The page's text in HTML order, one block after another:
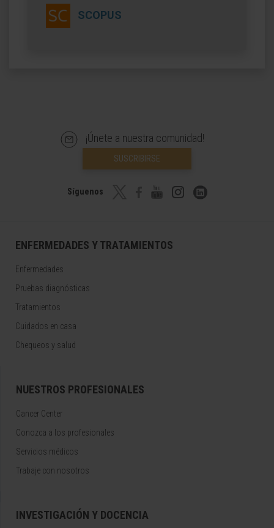
SCOPUS
¡Únete a nuestra comunidad!
SUSCRIBIRSE
Síguenos
ENFERMEDADES Y TRATAMIENTOS
Enfermedades
Pruebas diagnósticas
Tratamientos
Cuidados en casa
Chequeos y salud
NUESTROS PROFESIONALES
Cancer Center
Conozca a los profesionales
Servicios médicos
Trabaje con nosotros
INVESTIGACIÓN Y DOCENCIA